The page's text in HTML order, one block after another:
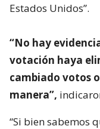
Estados Unidos”.
“No hay
votación haya
cambiado votos
manera”,
“Si bien sabemos